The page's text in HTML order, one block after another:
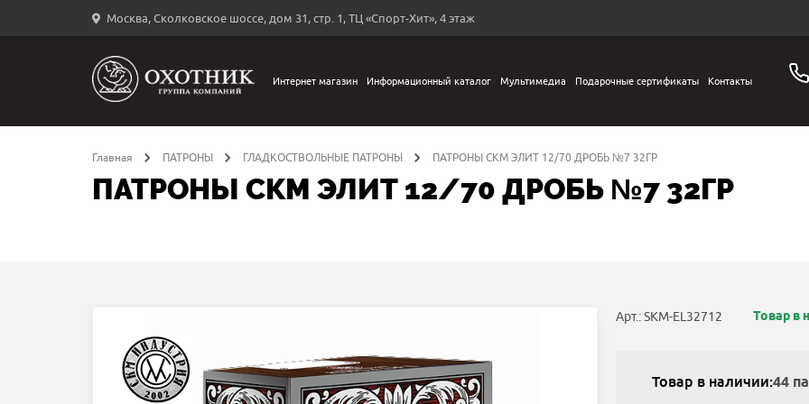
Москва, Сколковское шоссе, дом 31, стр. 1, ТЦ «Спорт-Хит», 4 этаж
←
Интернет магазин Информационный каталог Мультимедиа Подарочные сертификаты Контакты
Главная ПАТРОНЫ ГЛАДКОСТВОЛЬНЫЕ ПАТРОНЫ ПАТРОНЫ СКМ ЭЛИТ 12/70 ДРОБЬ №7 32ГР
ПАТРОНЫ СКМ ЭЛИТ 12/70 ДРОБЬ №7 32ГР
Арт.: SKM-EL32712 Товар в
Товар в наличии:44